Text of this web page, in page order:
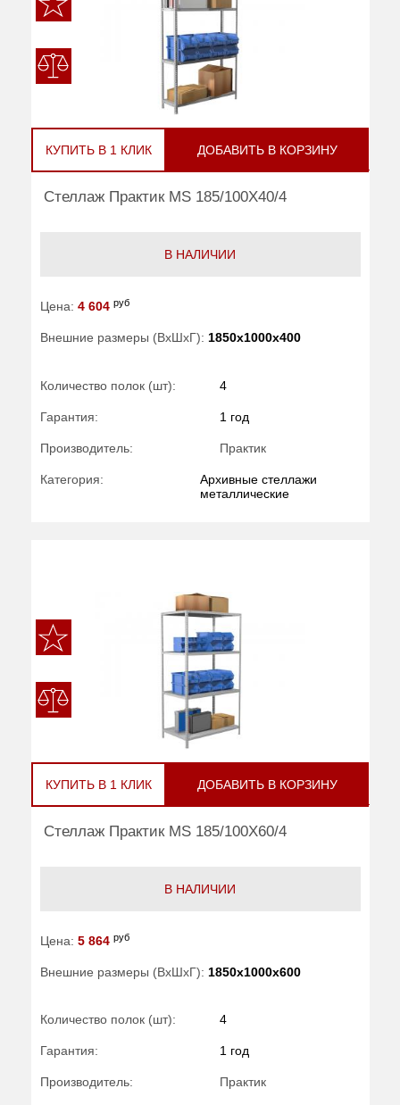
КУПИТЬ В 1 КЛИК ДОБАВИТЬ В КОРЗИНУ
Стеллаж Практик MS 185/100Х40/4
В НАЛИЧИИ
Цена: 4 604 руб
Внешние размеры (ВхШхГ): 1850x1000x400
Количество полок (шт): 4
Гарантия: 1 год
Производитель: Практик
Категория:
Архивные стеллажи
металлические
КУПИТЬ В 1 КЛИК ДОБАВИТЬ В КОРЗИНУ
Стеллаж Практик MS 185/100Х60/4
В НАЛИЧИИ
Цена: 5 864 руб
Внешние размеры (ВхШхГ): 1850x1000x600
Количество полок (шт): 4
Гарантия: 1 год
Производитель: Практик